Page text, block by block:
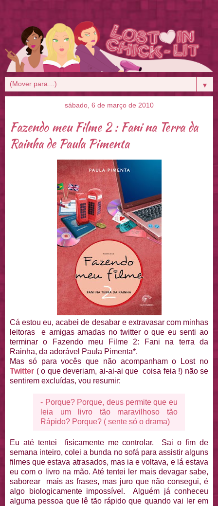
▼
sábado, 6 de março de 2010
Fazendo meu Filme 2 : Fani na Terra da
Rainha de Paula Pimenta
Cá estou eu, acabei de desabar e extravasar com minhas
leitoras e amigas amadas no twitter o que eu senti ao
terminar o Fazendo meu Filme 2: Fani na terra da
Rainha, da adorável Paula Pimenta*.
Mas só para vocês que não acompanham o Lost no
Twitter ( o que deveriam, ai-ai-ai que coisa feia !) não se
sentirem excluídas, vou resumir:
- Porque? Porque, deus permite que eu
leia um livro tão maravilhoso tão
Rápido? Porque? ( sente só o drama)
Eu até tentei fisicamente me controlar. Sai o fim de
semana inteiro, colei a bunda no sofá para assistir alguns
filmes que estava atrasados, mas ia e voltava, e lá estava
eu com o livro na mão. Até tentei ler mais devagar sabe,
saborear mais as frases, mas juro que não consegui, é
algo biologicamente impossível. Alguém já conheceu
alguma pessoa que lê tão rápido que quando vai ler em